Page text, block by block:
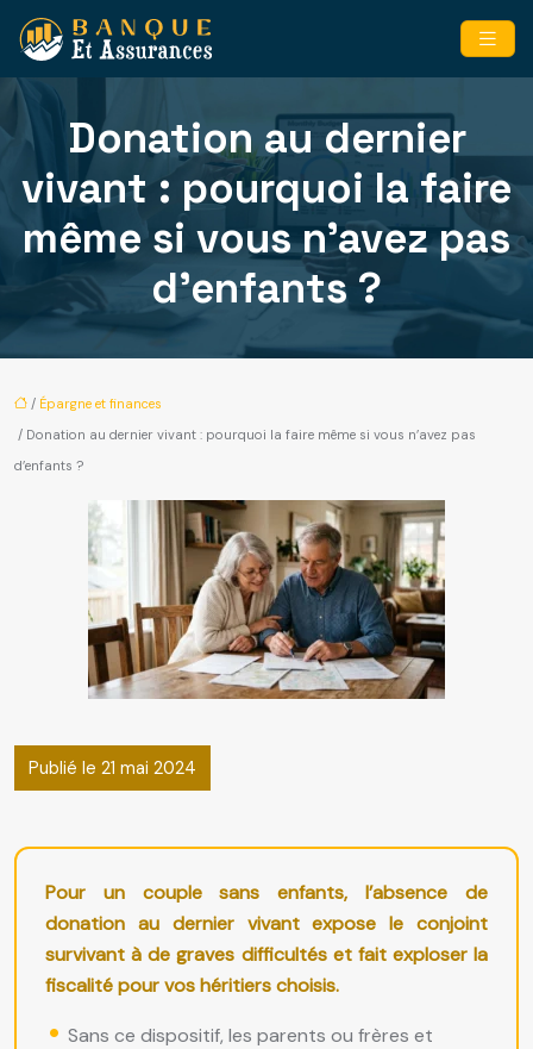
Donation au dernier
vivant : pourquoi la faire
même si vous n’avez pas
d’enfants ?
/ Épargne et finances
/ Donation au dernier vivant : pourquoi la faire même si vous n’avez pas
d’enfants ?
Publié le 21 mai 2024
Pour un couple sans enfants, l’absence de
donation au dernier vivant expose le conjoint
survivant à de graves difficultés et fait exploser la
fiscalité pour vos héritiers choisis.
Sans ce dispositif, les parents ou frères et